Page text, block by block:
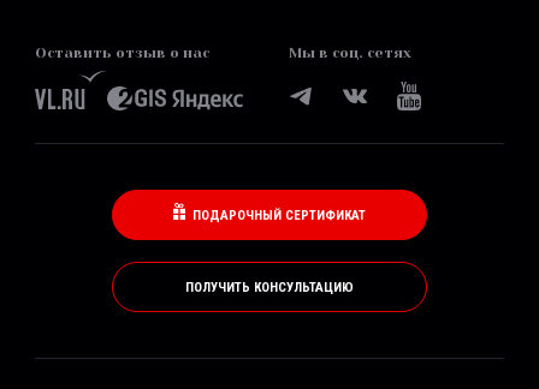
Оставить отзыв о нас Мы в соц. сетях
ПОДАРОЧНЫЙ СЕРТИФИКАТ
ПОЛУЧИТЬ КОНСУЛЬТАЦИЮ